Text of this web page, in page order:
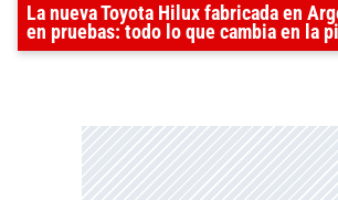
La nueva Toyota Hilux fabricada en
en pruebas: todo lo que cambia en la